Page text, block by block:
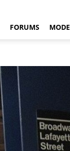
FORUMS MODE